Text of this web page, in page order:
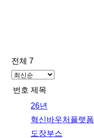
전체 7
번호 제목
26년
혁신바우처플랫폼
도장부스